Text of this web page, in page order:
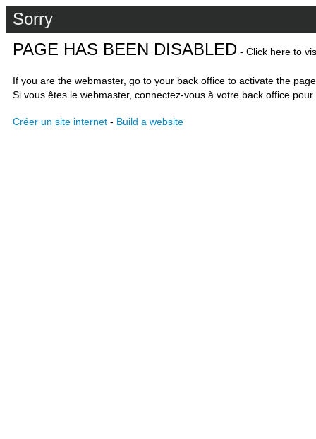
Sorry
PAGE HAS BEEN DISABLED - Click here to
If you are the webmaster, go to your back office to activate the
Si vous êtes le webmaster, connectez-vous à votre back office
Créer un site internet - Build a website